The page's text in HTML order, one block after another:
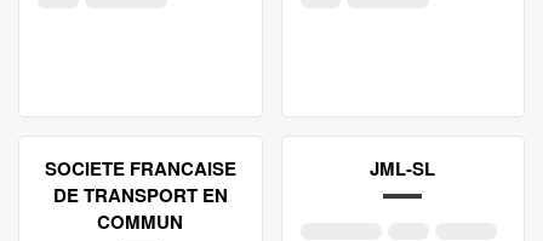
SOCIETE FRANCAISE
DE TRANSPORT EN
COMMUN
JML-SL